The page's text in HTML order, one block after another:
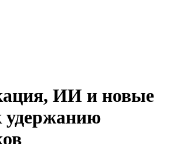
ИИ и новые
удержанию